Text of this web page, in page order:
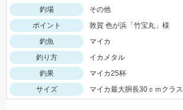
釣場
その他
ポイント
敦賀 色が浜「竹宝丸」様
釣魚
マイカ
釣り方
イカメタル
釣果
マイカ25杯
サイズ
マイカ最大胴長30ｃｍクラス